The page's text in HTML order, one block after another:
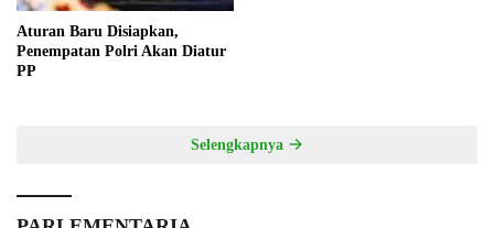
Aturan Baru Disiapkan,
Penempatan Polri Akan Diatur
PP
Selengkapnya